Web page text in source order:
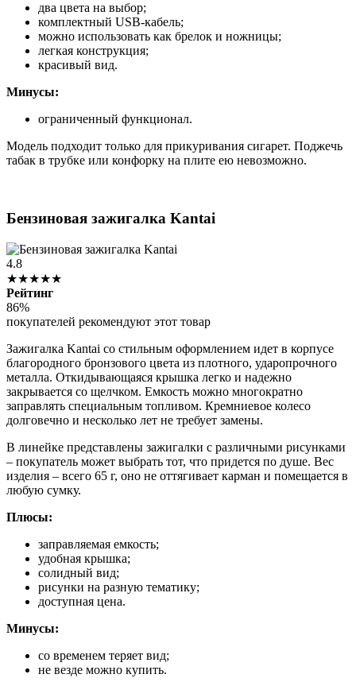
два цвета на выбор;
комплектный USB-кабель;
можно использовать как брелок и ножницы;
легкая конструкция;
красивый вид.
Минусы:
ограниченный функционал.
Модель подходит только для прикуривания сигарет. Поджечь
табак в трубке или конфорку на плите ею невозможно.
Бензиновая зажигалка Kantai
4.8
★★★★★
Рейтинг
86%
покупателей рекомендуют этот товар
Зажигалка Kantai со стильным оформлением идет в корпусе
благородного бронзового цвета из плотного, ударопрочного
металла. Откидывающаяся крышка легко и надежно
закрывается со щелчком. Емкость можно многократно
заправлять специальным топливом. Кремниевое колесо
долговечно и несколько лет не требует замены.
В линейке представлены зажигалки с различными рисунками
– покупатель может выбрать тот, что придется по душе. Вес
изделия – всего 65 г, оно не оттягивает карман и помещается в
любую сумку.
Плюсы:
заправляемая емкость;
удобная крышка;
солидный вид;
рисунки на разную тематику;
доступная цена.
Минусы:
со временем теряет вид;
не везде можно купить.